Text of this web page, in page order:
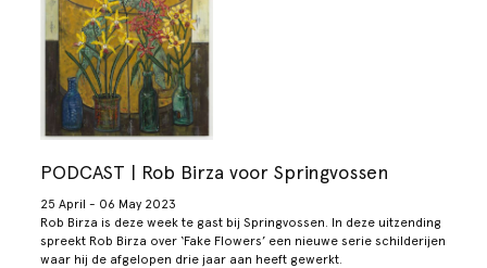
PODCAST | Rob Birza voor Springvossen
25 April - 06 May 2023
Rob Birza is deze week te gast bij Springvossen. In deze uitzending
spreekt Rob Birza over ‘Fake Flowers’ een nieuwe serie schilderijen
waar hij de afgelopen drie jaar aan heeft gewerkt.